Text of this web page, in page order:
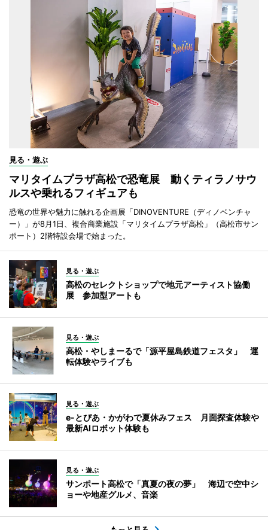
見る・遊ぶ
マリタイムプラザ高松で恐竜展 動くティラノサウ
ルスや乗れるフィギュアも
恐竜の世界や魅力に触れる企画展「DINOVENTURE（ディノベンチャ
ー）」が8月1日、複合商業施設「マリタイムプラザ高松」（高松市サン
ポート）2階特設会場で始まった。
見る・遊ぶ
高松のセレクトショップで地元アーティスト協働
展 参加型アートも
見る・遊ぶ
高松・やしまーるで「源平屋島鉄道フェスタ」 運
転体験やライブも
見る・遊ぶ
e-とぴあ・かがわで夏休みフェス 月面探査体験や
最新AIロボット体験も
見る・遊ぶ
サンポート高松で「真夏の夜の夢」 海辺で空中シ
ョーや地産グルメ、音楽